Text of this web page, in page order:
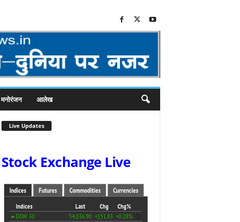
मनोरंजन आलेख
Live Updates
Stock Exchange Live